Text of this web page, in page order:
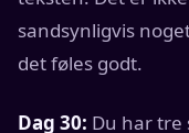
sandsynligvis
det føles godt.
Dag 30: Du har tre